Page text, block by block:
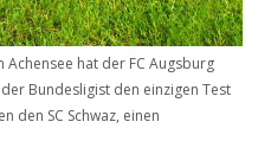
hat der FC Augsburg
Bundesligist den einzigen Test
den SC Schwaz, einen